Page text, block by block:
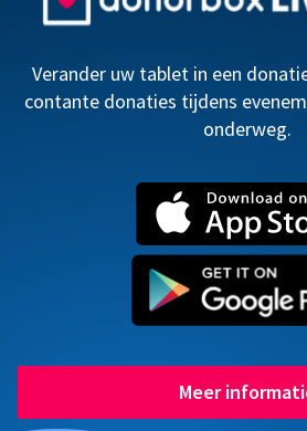
Verander uw tablet in een
contante donaties tijdens
onderweg.
Meer